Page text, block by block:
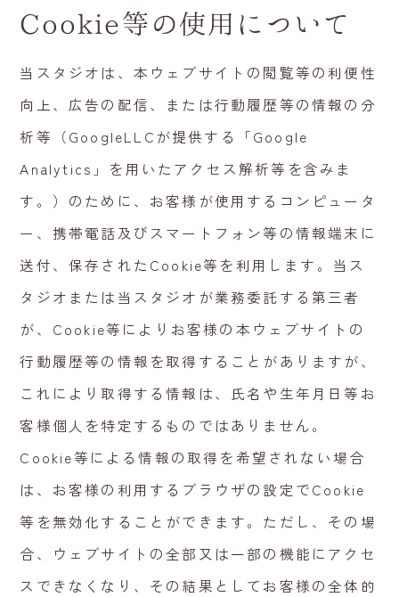
Cookie等の使用について
当スタジオは、本ウェブサイトの閲覧等の利便性
向上、広告の配信、または行動履歴等の情報の分
析等（GoogleLLCが提供する「Google
Analytics」を用いたアクセス解析等を含みま
す。）のために、お客様が使用するコンピュータ
ー、携帯電話及びスマートフォン等の情報端末に
送付、保存されたCookie等を利用します。当ス
タジオまたは当スタジオが業務委託する第三者
が、Cookie等によりお客様の本ウェブサイトの
行動履歴等の情報を取得することがありますが、
これにより取得する情報は、氏名や生年月日等お
客様個人を特定するものではありません。
Cookie等による情報の取得を希望されない場合
は、お客様の利用するブラウザの設定でCookie
等を無効化することができます。ただし、その場
合、ウェブサイトの全部又は一部の機能にアクセ
スできなくなり、その結果としてお客様の全体的